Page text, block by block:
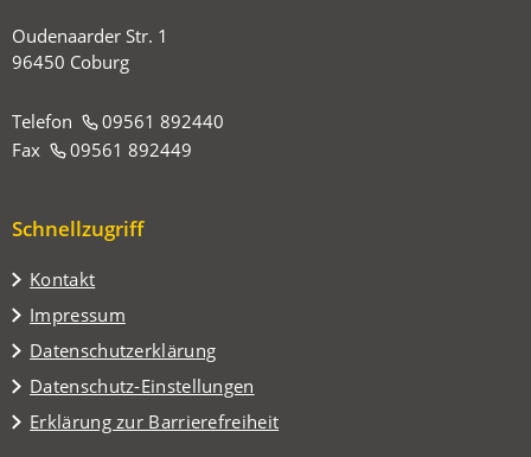
Oudenaarder Str. 1
96450 Coburg
Telefon
09561 892440
Fax
09561 892449
Schnellzugriff
Kontakt
Impressum
Datenschutzerklärung
Datenschutz-Einstellungen
Erklärung zur Barrierefreiheit